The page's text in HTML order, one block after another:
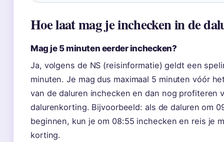
Hoe laat mag je inchecken in de
Mag je 5 minuten eerder inchecken?
Ja, volgens de NS (reisinformatie) geldt een
minuten. Je mag dus maximaal 5 minuten vóór
van de daluren inchecken en dan nog profiteren
dalurenkorting. Bijvoorbeeld: als de daluren om
beginnen, kun je om 08:55 inchecken en reis je
korting.